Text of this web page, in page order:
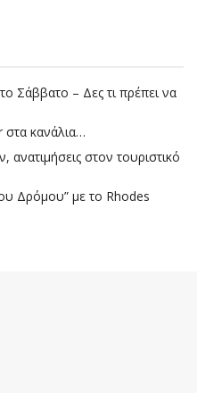
Σάββατο – Δες τι πρέπει να
κανάλια…
στον τουριστικό
Δρόμου” με το Rhodes